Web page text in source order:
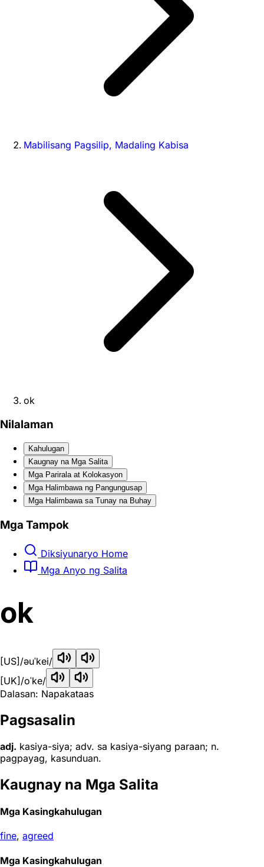
Mabilisang Pagsilip, Madaling Kabisa
ok
Nilalaman
Kahulugan
Kaugnay na Mga Salita
Mga Parirala at Kolokasyon
Mga Halimbawa ng Pangungusap
Mga Halimbawa sa Tunay na Buhay
Mga Tampok
Diksiyunaryo Home
Mga Anyo ng Salita
ok
[US] /əuˈkei/
[UK] /oˈke/
Dalasan: Napakataas
Pagsasalin
adj. kasiya-siya; adv. sa kasiya-siyang paraan; n.
pagpayag, kasunduan.
Kaugnay na Mga Salita
Mga Kasingkahulugan
fine, agreed
Mga Kasingkahulugan